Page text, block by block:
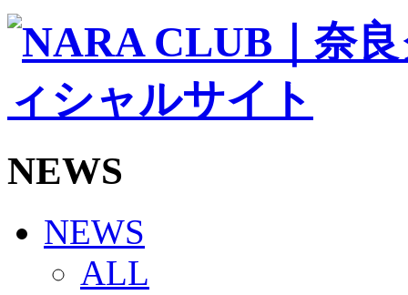
バモス
チアダンススクール
ボランティアチーム「volundeer」
ビクトリーロード
HOMEGAME
観戦ルール＆マナー
Jリーグ運営管理規定
写真・動画使用ガイドライン
SCHEDULE
2026/27
練習見学時のファンサービスについて
TICKET
奈良クラブ明治安田J3リーグ2026/27シーズン試
NEWS
NEWS
ALL